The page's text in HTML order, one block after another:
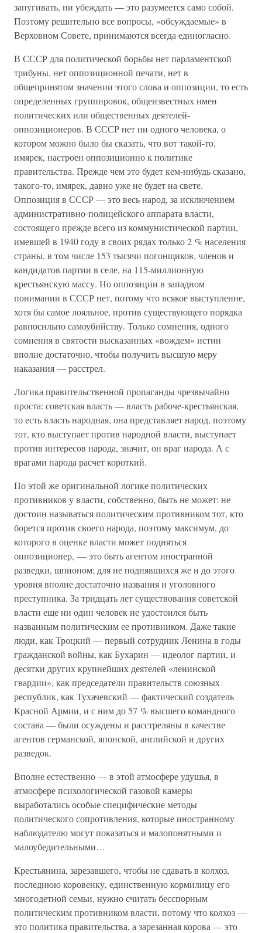
запугивать, ни убеждать — это разумеется само собой.
Поэтому решительно все вопросы, «обсуждаемые» в
Верховном Совете, принимаются всегда единогласно.
В СССР для политической борьбы нет парламентской
трибуны, нет оппозиционной печати, нет в
общепринятом значении этого слова и оппозиции, то есть
определенных группировок, общеизвестных имен
политических или общественных деятелей-
оппозиционеров. В СССР нет ни одного человека, о
котором можно было бы сказать, что вот такой-то,
имярек, настроен оппозиционно к политике
правительства. Прежде чем это будет кем-нибудь сказано,
такого-то, имярек, давно уже не будет на свете.
Оппозиция в СССР — это весь народ, за исключением
административно-полицейского аппарата власти,
состоящего прежде всего из коммунистической партии,
имевшей в 1940 году в своих рядах только 2 % населения
страны, в том числе 153 тысячи погонщиков, членов и
кандидатов партии в селе, на 115-миллионную
крестьянскую массу. Но оппозиции в западном
понимании в СССР нет, потому что всякое выступление,
хотя бы самое лояльное, против существующего порядка
равносильно самоубийству. Только сомнения, одного
сомнения в святости высказанных «вождем» истин
вполне достаточно, чтобы получить высшую меру
наказания — расстрел.
Логика правительственной пропаганды чрезвычайно
проста: советская власть — власть рабоче-крестьянская,
то есть власть народная, она представляет народ, поэтому
тот, кто выступает против народной власти, выступает
против интересов народа, значит, он враг народа. А с
врагами народа расчет короткий.
По этой же оригинальной логике политических
противников у власти, собственно, быть не может: не
достоин называться политическим противником тот, кто
борется против своего народа, поэтому максимум, до
которого в оценке власти может подняться
оппозиционер, — это быть агентом иностранной
разведки, шпионом; для не поднявшихся же и до этого
уровня вполне достаточно названия и уголовного
преступника. За тридцать лет существования советской
власти еще ни один человек не удостоился быть
названным политическим ее противником. Даже такие
люди, как Троцкий — первый сотрудник Ленина в годы
гражданской войны, как Бухарин — идеолог партии, и
десятки других крупнейших деятелей «ленинской
гвардии», как председатели правительств союзных
республик, как Тухачевский — фактический создатель
Красной Армии, и с ним до 57 % высшего командного
состава — были осуждены и расстреляны в качестве
агентов германской, японской, английской и других
разведок.
Вполне естественно — в этой атмосфере удушья, в
атмосфере психологической газовой камеры
выработались особые специфические методы
политического сопротивления, которые иностранному
наблюдателю могут показаться и малопонятными и
малоубедительными…
Крестьянина, зарезавшего, чтобы не сдавать в колхоз,
последнюю коровенку, единственную кормилицу его
многодетной семьи, нужно считать бесспорным
политическим противником власти, потому что колхоз —
это политика правительства, а зарезанная корова — это